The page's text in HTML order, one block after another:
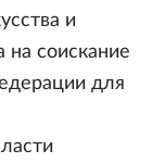
и
на соискание
для